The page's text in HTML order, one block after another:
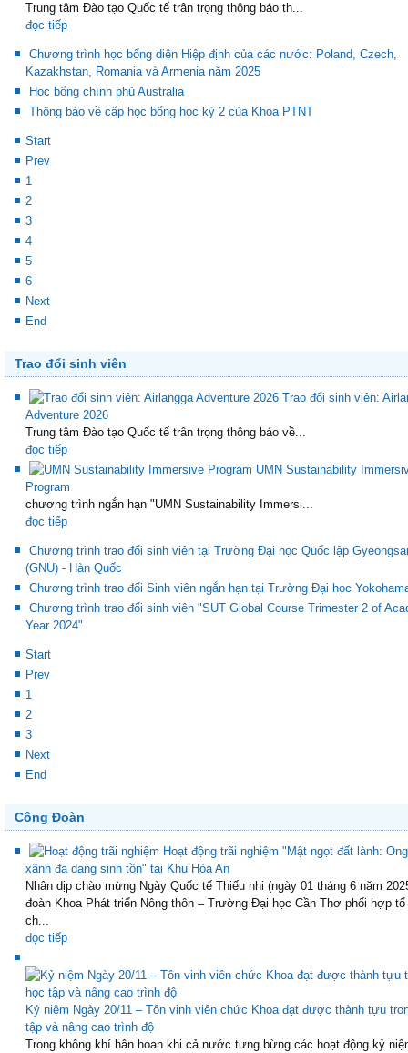
Trung tâm Đào tạo Quốc tế trân trọng thông báo th...
đọc tiếp
Chương trình học bổng diện Hiệp định của các nước: Poland, Czech,
Kazakhstan, Romania và Armenia năm 2025
Học bổng chính phủ Australia
Thông báo về cấp học bổng học kỳ 2 của Khoa PTNT
Start
Prev
1
2
3
4
5
6
Next
End
Trao đổi sinh viên
Trao đổi sinh viên:
Adventure 2026
Trung tâm Đào tạo Quốc tế trân trọng thông báo về...
đọc tiếp
UMN Sustainability
Program
chương trình ngắn hạn "UMN Sustainability Immersi...
đọc tiếp
Chương trình trao đổi sinh viên tại Trường Đại học Quốc lập
(GNU) - Hàn Quốc
Chương trình trao đổi Sinh viên ngắn hạn tại Trường Đại học
Chương trình trao đổi sinh viên "SUT Global Course Trimester 2 of
Year 2024"
Start
Prev
1
2
3
Next
End
Công Đoàn
Hoạt động trãi nghiệm "Mật ngọt đất lành:
xãnh đa dạng sinh tồn" tại Khu Hòa An
Nhân dịp chào mừng Ngày Quốc tế Thiếu nhi (ngày 01 tháng 6 năm
đoàn Khoa Phát triển Nông thôn – Trường Đại học Cần Thơ phối hợp
ch...
đọc tiếp
Kỷ niệm Ngày 20/11 – Tôn vinh viên chức Khoa đạt được thành tựu
tập và nâng cao trình độ
Trong không khí hân hoan khi cả nước tưng bừng các hoạt động kỷ